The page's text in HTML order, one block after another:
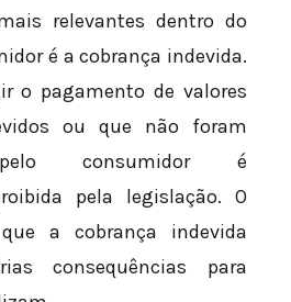
relevantes dentro do
é a cobrança indevida.
o pagamento de valores
ou que não foram
consumidor é
pela legislação. O
que a cobrança indevida
consequências para